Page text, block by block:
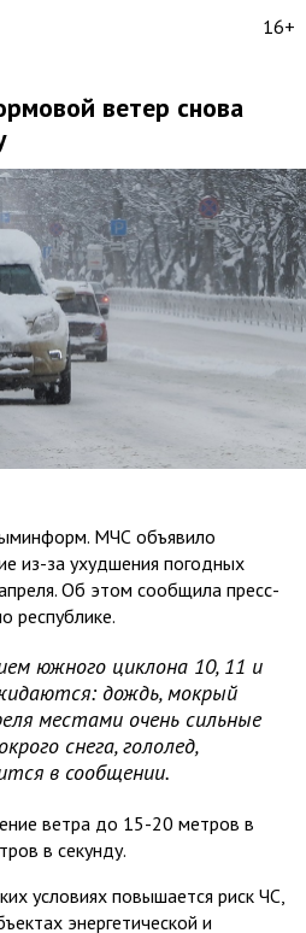
16+
ветер снова
МЧС объявило
из-за ухудшения погодных
Об этом сообщила пресс-
республике.
южного циклона 10, 11 и
дождь, мокрый
местами очень сильные
снега, гололед,
в сообщении.
ветра до 15-20 метров в
в секунду.
условиях повышается риск ЧС,
энергетической и